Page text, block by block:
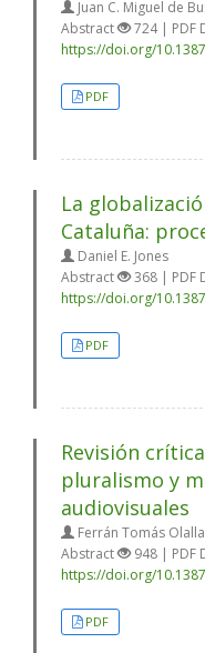
Juan C. Miguel de
Abstract
724 | PDF
https://doi.org/
PDF
La
Cataluña:
Daniel E. Jones
Abstract
368 | PDF
https://doi.org/
PDF
Revisión
pluralismo y
audiovisuales
Ferrán Tomás Olalla
Abstract
948 | PDF
https://doi.org/
PDF